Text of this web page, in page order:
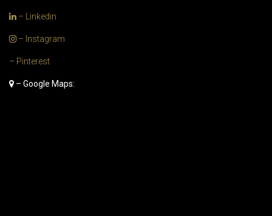
– Linkedin
– Instagram
– Pinterest
– Google Maps: